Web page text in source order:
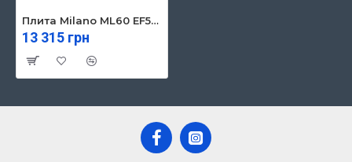
Плита Milano ML60 EF50 White
13 315 грн